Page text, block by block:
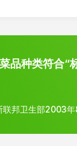
品种类符合“
联邦卫生部2003